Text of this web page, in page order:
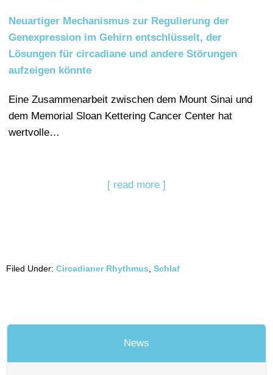
Neuartiger Mechanismus zur Regulierung der
Genexpression im Gehirn entschlüsselt, der
Lösungen für circadiane und andere Störungen
aufzeigen könnte
Eine Zusammenarbeit zwischen dem Mount Sinai und
dem Memorial Sloan Kettering Cancer Center hat
wertvolle…
[ read more ]
Filed Under: Circadianer Rhythmus Schlaf
News